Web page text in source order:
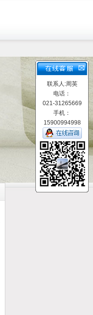
联系人:周英
电话：
021-31265669
手机：
15900994998